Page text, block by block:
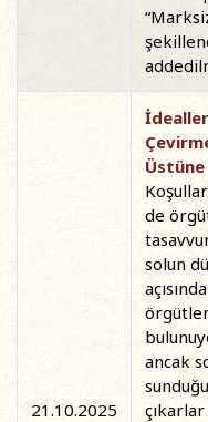
21.10.2025
İdealler
de
solun
ancak